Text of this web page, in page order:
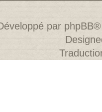
par phpBB®